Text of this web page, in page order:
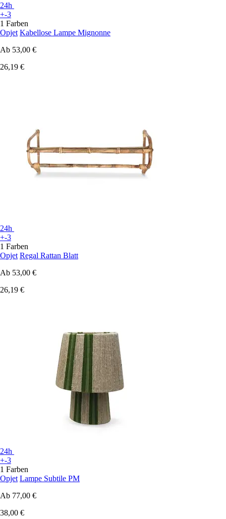
24h
+-3
1 Farben
Opjet Kabellose Lampe Mignonne
Ab 53,00 €
26,19 €
24h
+-3
1 Farben
Opjet Regal Rattan Blatt
Ab 53,00 €
26,19 €
24h
+-3
1 Farben
Opjet Lampe Subtile PM
Ab 77,00 €
38,00 €